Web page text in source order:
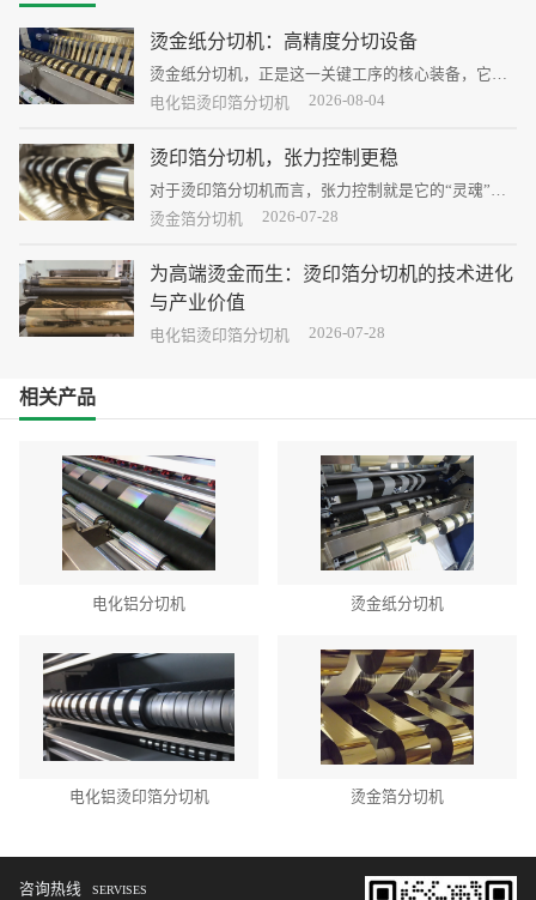
烫金纸分切机：高精度分切设备
烫金纸分切机，正是这一关键工序的核心装备，它已
从简单的裁切工具，演变为集机械工程、材料学与自
电化铝烫印箔分切机 2026-08-04
烫印箔分切机，张力控制更稳
对于烫印箔分切机而言，张力控制就是它的“灵魂”，
直接决定了分切卷材的松紧度、平整度，以及是否存
烫金箔分切机 2026-07-28
为高端烫金而生：烫印箔分切机的技术进化
与产业价值
一台适配高端烫金产线的分切机，正是连接“箔材制
电化铝烫印箔分切机 2026-07-28
相关产品
电化铝分切机 烫金纸分切机
电化铝烫印箔分切机 烫金箔分切机
咨询热线 SERVISES